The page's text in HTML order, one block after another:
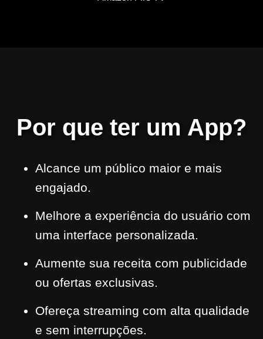
Por que ter um App?
Alcance um público maior e mais
engajado.
Melhore a experiência do usuário com
uma interface personalizada.
Aumente sua receita com publicidade
ou ofertas exclusivas.
Ofereça streaming com alta qualidade
e sem interrupções.